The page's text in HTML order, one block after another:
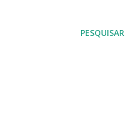
PESQUISAR